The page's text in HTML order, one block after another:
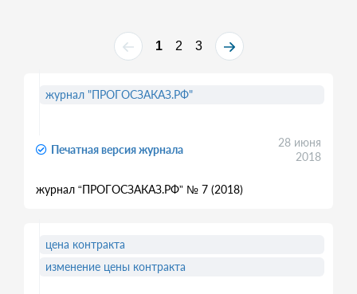
1 2 3
Печатная версия журнала
28 июня
2018
журнал “ПРОГОСЗАКАЗ.РФ” № 7 (2018)
журнал "ПРОГОСЗАКАЗ.РФ"
цена контракта
изменение цены контракта